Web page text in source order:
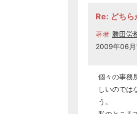
Re: どちら
著者 勝田労
2009年06
個々の事務
しいのでは
う。